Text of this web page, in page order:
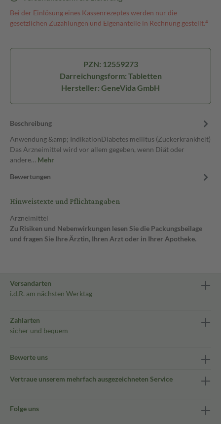
Bei der Einlösung eines Kassenrezeptes werden nur die
gesetzlichen Zuzahlungen und Eigenanteile in Rechnung gestellt.⁴
PZN: 12559273
Darreichungsform: Tabletten
Hersteller: GeneVida GmbH
Beschreibung
Anwendung &amp; IndikationDiabetes mellitus (Zuckerkrankheit)
Das Arzneimittel wird vor allem gegeben, wenn Diät oder
andere… Mehr
Bewertungen
Hinweistexte und Pflichtangaben
Arzneimittel
Zu Risiken und Nebenwirkungen lesen Sie die Packungsbeilage
und fragen Sie Ihre Ärztin, Ihren Arzt oder in Ihrer Apotheke.
Versandarten
i.d.R. am nächsten Werktag
Zahlarten
sicher und bequem
Bewerte uns
Vertraue unserem mehrfach ausgezeichneten Service
Folge uns